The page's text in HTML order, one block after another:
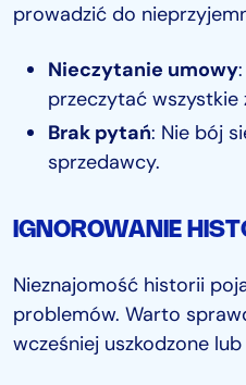
prowadzić do
Nieczytanie umowy
przeczytać wszystkie
Brak pytań: Nie bój
sprzedawcy.
IGNOROWANIE
Nieznajomość historii
problemów. Warto
wcześniej uszkodzone